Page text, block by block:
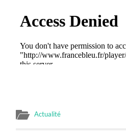
Actualité